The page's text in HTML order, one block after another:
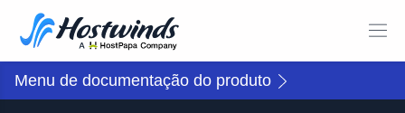
Menu de documentação do produto